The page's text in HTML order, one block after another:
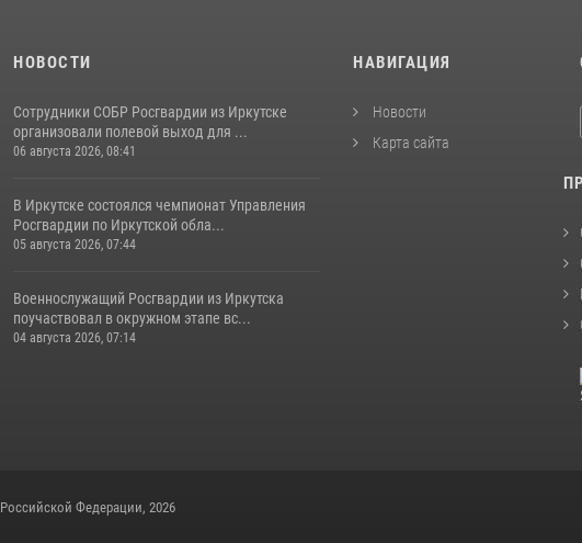
НОВОСТИ
Сотрудники СОБР Росгвардии из Иркутске
организовали полевой выход для ...
06 августа 2026, 08:41
В Иркутске состоялся чемпионат Управления
Росгвардии по Иркутской обла...
05 августа 2026, 07:44
Военнослужащий Росгвардии из Иркутска
поучаствовал в окружном этапе вс...
04 августа 2026, 07:14
НАВИГАЦИЯ
Новости
Карта сайта
Федерации, 2026